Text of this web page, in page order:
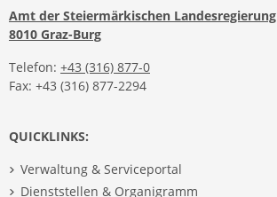
Amt der Steiermärkischen Landesregierung
8010 Graz-Burg
Telefon: +43 (316) 877-0
Fax: +43 (316) 877-2294
QUICKLINKS:
Verwaltung & Serviceportal
Dienststellen & Organigramm